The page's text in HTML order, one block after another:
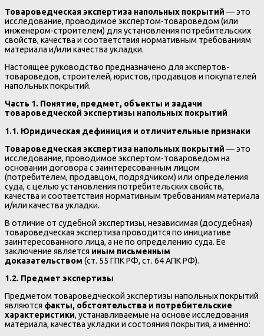
Товароведческая экспертиза напольных покрытий — это
исследование, проводимое экспертом-товароведом (или
инженером-строителем) для установления потребительских
свойств, качества и соответствия нормативным требованиям
материала и/или качества укладки.
Настоящее руководство предназначено для экспертов-
товароведов, строителей, юристов, продавцов и покупателей
напольных покрытий.
Часть 1. Понятие, предмет, объекты и задачи
товароведческой экспертизы напольных покрытий
1.1. Юридическая дефиниция и отличительные признаки
Товароведческая экспертиза напольных покрытий — это
исследование, проводимое экспертом-товароведом на
основании договора с заинтересованным лицом
(потребителем, продавцом, подрядчиком) или определения
суда, с целью установления потребительских свойств,
качества и соответствия нормативным требованиям материала
и/или качества укладки.
В отличие от судебной экспертизы, независимая (досудебная)
товароведческая экспертиза проводится по инициативе
заинтересованного лица, а не по определению суда. Ее
заключение является иным письменным
доказательством (ст. 55 ГПК РФ, ст. 64 АПК РФ).
1.2. Предмет экспертизы
Предметом товароведческой экспертизы напольных покрытий
являются факты, обстоятельства и потребительские
характеристики, устанавливаемые на основе исследования
материала, качества укладки и состояния покрытия, а именно: